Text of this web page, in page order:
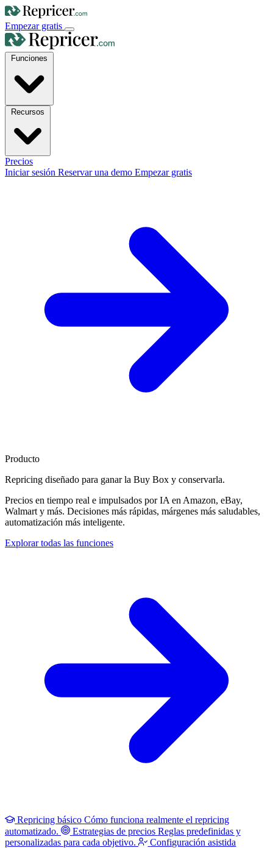
Empezar gratis
Precios
Iniciar sesión Reservar una demo Empezar gratis
Producto
Repricing diseñado para ganar la Buy Box y conservarla.
Precios en tiempo real e impulsados por IA en Amazon, eBay,
Walmart y más. Decisiones más rápidas, márgenes más saludables,
automatización más inteligente.
Explorar todas las funciones
Repricing básico Cómo funciona realmente el repricing
automatizado.
Estrategias de precios Reglas predefinidas y
personalizadas para cada objetivo.
Configuración asistida